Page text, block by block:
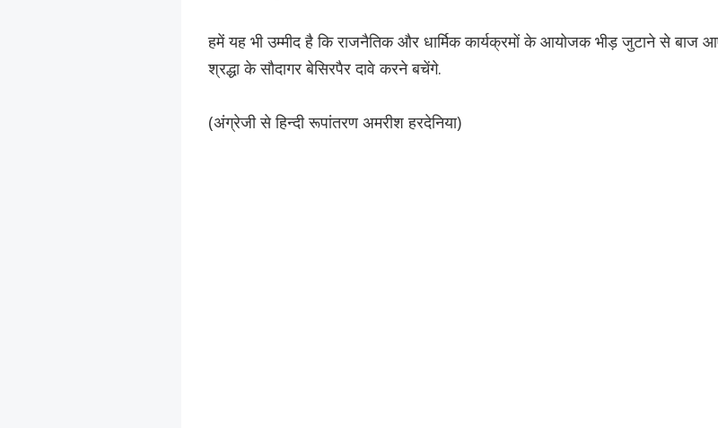
हमें यह भी उम्मीद है कि राजनैतिक और धार्मिक कार्यक्रमों के आयोजक भीड़ जुटाने से बाज
श्रद्धा के सौदागर बेसिरपैर दावे करने बचेंगे.
(अंग्रेजी से हिन्दी रूपांतरण अमरीश हरदेनिया)